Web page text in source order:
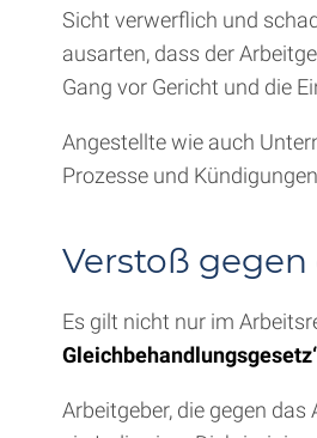
Sicht verwerflich und
ausarten, dass der
Gang vor Gericht und die
Angestellte wie auch
Prozesse und
Verstoß
Es gilt nicht nur im
Arbeitgeber, die gegen